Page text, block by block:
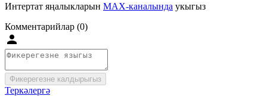
Интертат яңалыкларын MAX-каналында укыгыз
Комментарийлар (0)
Фикерегезне калдырыгыз
Теркәлергә